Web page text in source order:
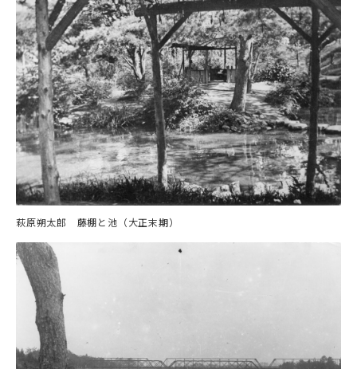
萩原朔太郎 藤棚と池（大正末期）